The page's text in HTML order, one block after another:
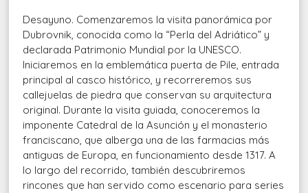
Desayuno. Comenzaremos la visita panorámica por
Dubrovnik, conocida como la “Perla del Adriático” y
declarada Patrimonio Mundial por la UNESCO.
Iniciaremos en la emblemática puerta de Pile, entrada
principal al casco histórico, y recorreremos sus
callejuelas de piedra que conservan su arquitectura
original. Durante la visita guiada, conoceremos la
imponente Catedral de la Asunción y el monasterio
franciscano, que alberga una de las farmacias más
antiguas de Europa, en funcionamiento desde 1317. A
lo largo del recorrido, también descubriremos
rincones que han servido como escenario para series